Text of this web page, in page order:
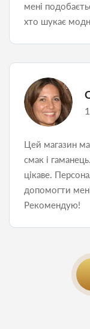
мені
хто шукає
Цей магазин
смак і
цікаве.
допомогти
Рекомендую!